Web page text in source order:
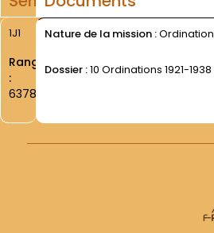
1J1
Rang
:
6378
Nature de la mission :
Dossier :10 Ordinations 1921-1938